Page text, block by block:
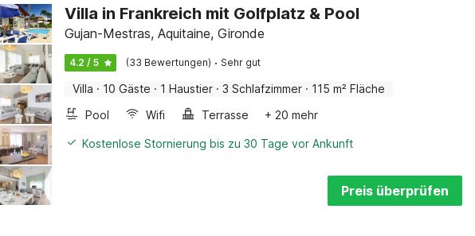
Villa in Frankreich mit Golfplatz & Pool
Gujan-Mestras, Aquitaine, Gironde
4.2 / 5 (33 Bewertungen) · Sehr gut
Villa · 10 Gäste · 1 Haustier · 3 Schlafzimmer · 115 m² Fläche
Pool
Wifi Terrasse + 20 mehr
Kostenlose Stornierung bis zu 30 Tage vor Ankunft
Preis überprüfen